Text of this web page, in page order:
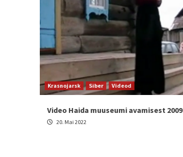
Krasnojarsk Siber Videod
Video Haida muuseumi avamisest 2009
20. Mai 2022